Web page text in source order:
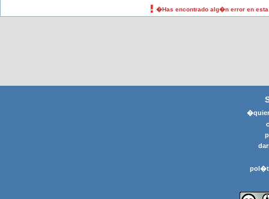
�Has encontrado alg�n error en